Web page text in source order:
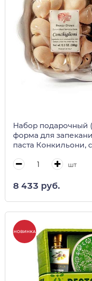
Набор подарочный
форма для
паста Конкильони,
шт
8 433 руб.
НОВИНКА